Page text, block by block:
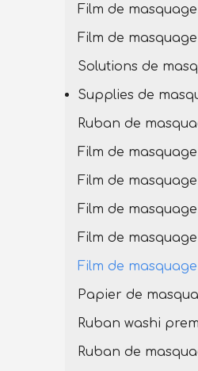
Film de
Supplies de
Film de
Ruban washi
Ruban de